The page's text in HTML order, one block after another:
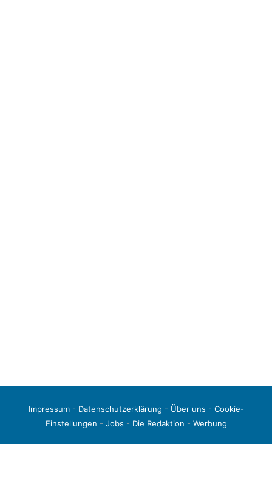
Impressum- Datenschutzerklärung - Über uns - Cookie-
Einstellungen - Jobs - Die Redaktion - Werbung